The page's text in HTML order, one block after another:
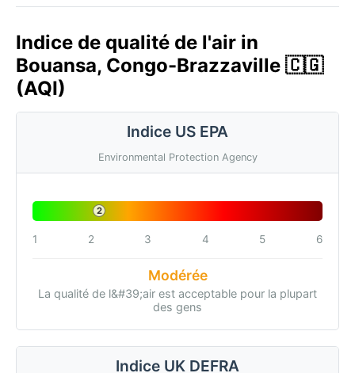
Indice de qualité de l'air in
Bouansa, Congo-Brazzaville 🇨🇬
(AQI)
Indice US EPA
Environmental Protection Agency
2
1 2 3 4 5 6
Modérée
La qualité de l&#39;air est acceptable pour la plupart
des gens
Indice UK DEFRA